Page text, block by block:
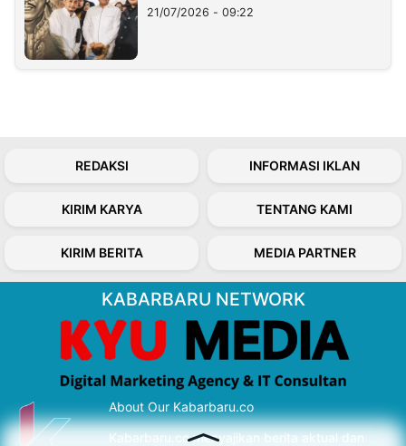
21/07/2026 - 09:22
REDAKSI INFORMASI IKLAN
KIRIM KARYA TENTANG KAMI
KIRIM BERITA MEDIA PARTNER
KABARBARU NETWORK
About Our Kabarbaru.co
Kabarbaru.co menyajikan berita aktual dan